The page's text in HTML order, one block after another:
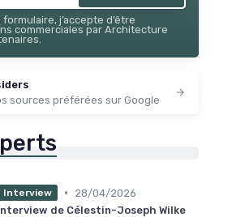
j’accepte d’être
commerciales par Architecture
sources préférées sur Google
Interview •
28/04/2026
de Célestin-Joseph Wilke